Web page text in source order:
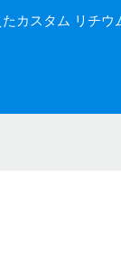
カスタム リチ